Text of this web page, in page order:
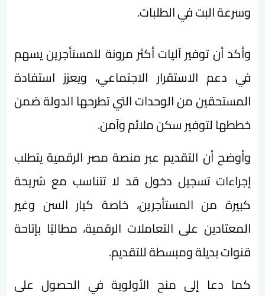
وسرعة البت في الطلبات.
وأكد أن توفير آليات أكثر مرونة للمستأجرين يسهم
في دعم الاستقرار الاجتماعي، ويعزز استفادة
المستحقين من الوحدات التي تطرحها الدولة ضمن
خططها لتوفير سكن ملائم وآمن.
وأوضح أن التقديم عبر منصة مصر الرقمية يتطلب
إجراءات تسجيل دخول قد لا تتناسب مع شريحة
كبيرة من المستأجرين، خاصة كبار السن وغير
المعتادين على التعاملات الرقمية، مطالبًا بإتاحة
قنوات بديلة ومبسطة للتقديم.
كما دعا إلى منح الأولوية في الحصول على